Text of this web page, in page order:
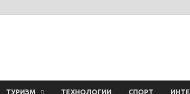
ТУРИЗМ ТЕХНОЛОГИИ СПОРТ